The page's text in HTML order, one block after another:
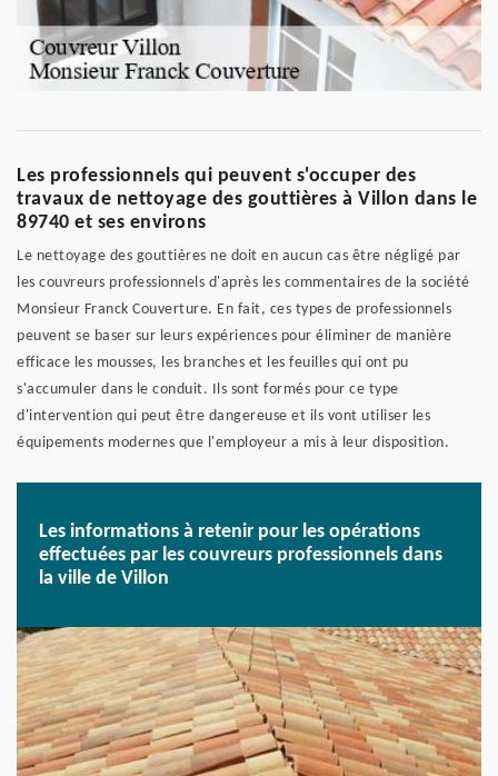
Les professionnels qui peuvent s'occuper des
travaux de nettoyage des gouttières à Villon dans le
89740 et ses environs
Le nettoyage des gouttières ne doit en aucun cas être négligé par
les couvreurs professionnels d'après les commentaires de la société
Monsieur Franck Couverture. En fait, ces types de professionnels
peuvent se baser sur leurs expériences pour éliminer de manière
efficace les mousses, les branches et les feuilles qui ont pu
s'accumuler dans le conduit. Ils sont formés pour ce type
d'intervention qui peut être dangereuse et ils vont utiliser les
équipements modernes que l'employeur a mis à leur disposition.
Les informations à retenir pour les opérations
effectuées par les couvreurs professionnels dans
la ville de Villon